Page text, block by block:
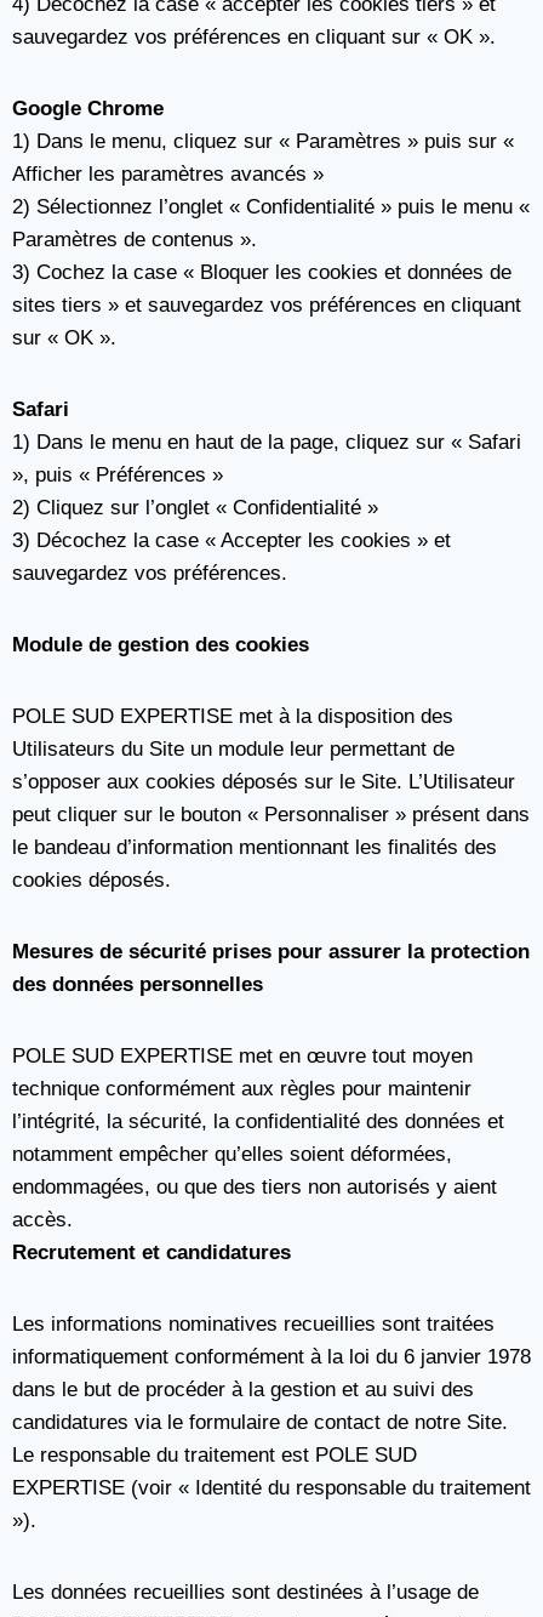
sauvegardez vos préférences en cliquant sur « OK ».
Google Chrome
1) Dans le menu, cliquez sur « Paramètres » puis sur «
Afficher les paramètres avancés »
2) Sélectionnez l’onglet « Confidentialité » puis le menu «
Paramètres de contenus ».
3) Cochez la case « Bloquer les cookies et données de
sites tiers » et sauvegardez vos préférences en cliquant
sur « OK ».
Safari
1) Dans le menu en haut de la page, cliquez sur « Safari
», puis « Préférences »
2) Cliquez sur l’onglet « Confidentialité »
3) Décochez la case « Accepter les cookies » et
sauvegardez vos préférences.
Module de gestion des cookies
POLE SUD EXPERTISE met à la disposition des
Utilisateurs du Site un module leur permettant de
s’opposer aux cookies déposés sur le Site. L’Utilisateur
peut cliquer sur le bouton « Personnaliser » présent dans
le bandeau d’information mentionnant les finalités des
cookies déposés.
Mesures de sécurité prises pour assurer la protection
des données personnelles
POLE SUD EXPERTISE met en œuvre tout moyen
technique conformément aux règles pour maintenir
l’intégrité, la sécurité, la confidentialité des données et
notamment empêcher qu’elles soient déformées,
endommagées, ou que des tiers non autorisés y aient
accès.
Recrutement et candidatures
Les informations nominatives recueillies sont traitées
informatiquement conformément à la loi du 6 janvier 1978
dans le but de procéder à la gestion et au suivi des
candidatures via le formulaire de contact de notre Site.
Le responsable du traitement est POLE SUD
EXPERTISE (voir « Identité du responsable du traitement
»).
Les données recueillies sont destinées à l’usage de